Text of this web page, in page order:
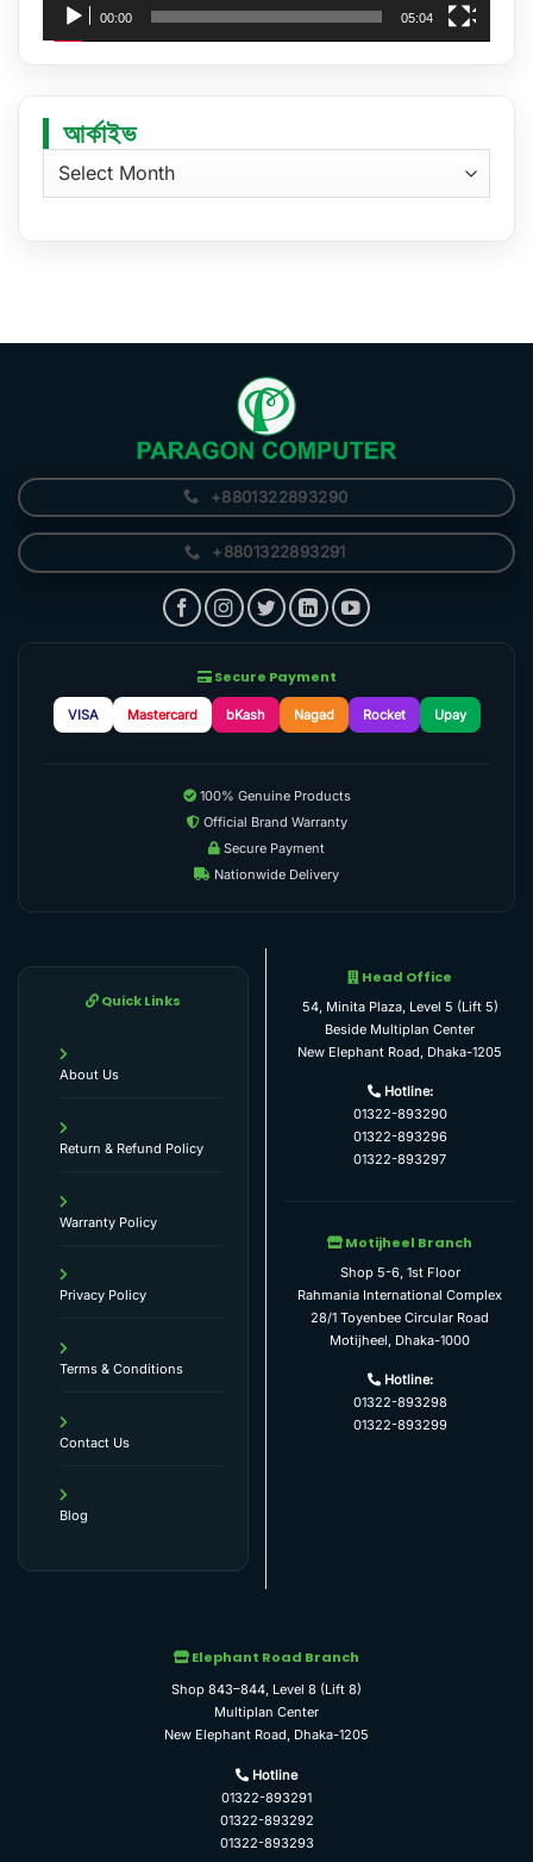
00:00 05:04
আর্কাইভ
+8801322893290
+8801322893291
Secure Payment
VISA Mastercard bKash Nagad Rocket Upay
100% Genuine Products
Official Brand Warranty
Secure Payment
Nationwide Delivery
Quick Links
About Us
Return & Refund Policy
Warranty Policy
Privacy Policy
Terms & Conditions
Contact Us
Blog
Head Office
54, Minita Plaza, Level 5 (Lift 5)
Beside Multiplan Center
New Elephant Road, Dhaka-1205
Hotline:
01322-893290
01322-893296
01322-893297
Motijheel Branch
Shop 5-6, 1st Floor
Rahmania International Complex
28/1 Toyenbee Circular Road
Motijheel, Dhaka-1000
Hotline:
01322-893298
01322-893299
Elephant Road Branch
Shop 843–844, Level 8 (Lift 8)
Multiplan Center
New Elephant Road, Dhaka-1205
Hotline
01322-893291
01322-893292
01322-893293